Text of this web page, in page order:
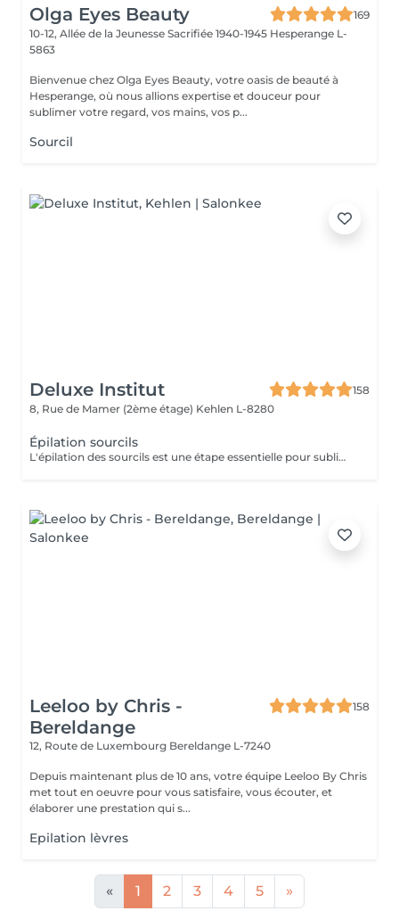
Olga Eyes Beauty
169
10-12, Allée de la Jeunesse Sacrifiée 1940-1945 Hesperange L-
5863
Bienvenue chez Olga Eyes Beauty, votre oasis de beauté à
Hesperange, où nous allions expertise et douceur pour
sublimer votre regard, vos mains, vos p...
Sourcil
Deluxe Institut
158
8, Rue de Mamer (2ème étage) Kehlen L-8280
Épilation sourcils
L'épilation des sourcils est une étape essentielle pour sublimer le regard et harmoniser les traits du visage. Que ce soit à la pince ou à la cire, bien dessiner ses sourcils apporte de nombreux bienfaits esthétiques et pratiques.
Leeloo by Chris -
Bereldange
158
12, Route de Luxembourg Bereldange L-7240
Depuis maintenant plus de 10 ans, votre équipe Leeloo By Chris
met tout en oeuvre pour vous satisfaire, vous écouter, et
élaborer une prestation qui s...
Epilation lèvres
« 1 2 3 4 5 »